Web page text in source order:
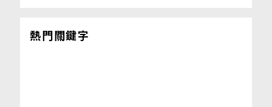
熱門關鍵字